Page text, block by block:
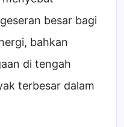
besar bagi
bahkan
di tengah
terbesar dalam